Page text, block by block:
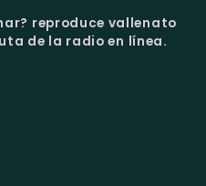
reproduce vallenato
de la radio en línea.